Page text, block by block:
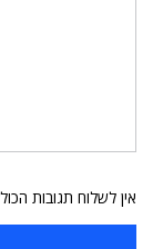
אין לשלוח תגובות